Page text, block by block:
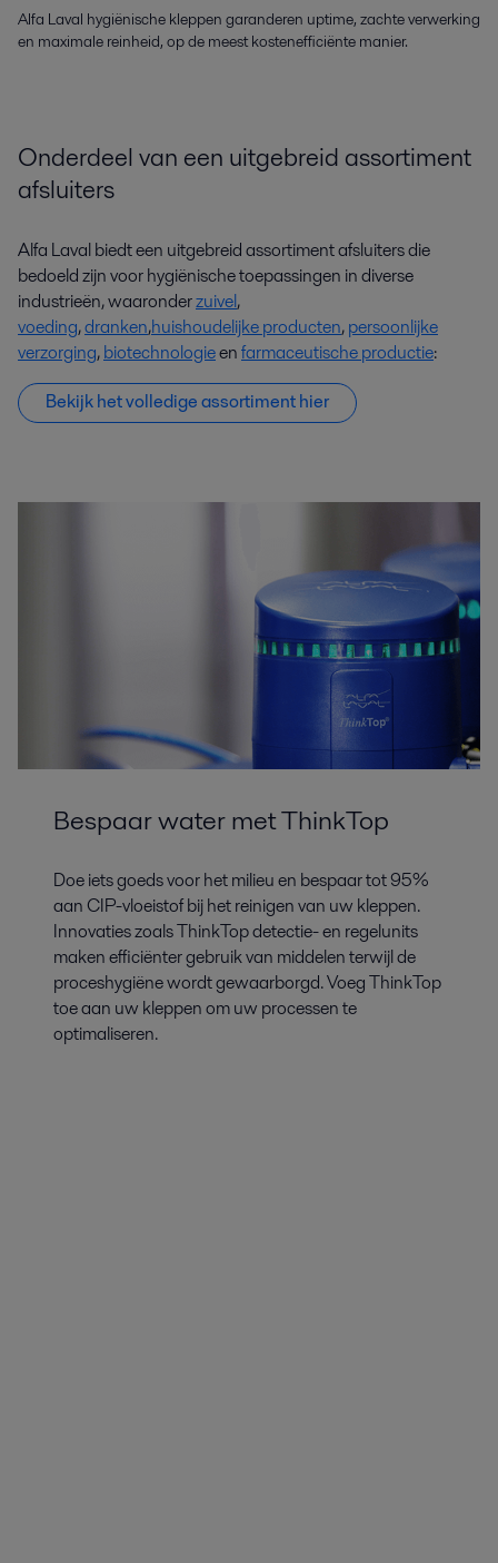
Alfa Laval hygiënische kleppen garanderen uptime, zachte verwerking
en maximale reinheid, op de meest kostenefficiënte manier.
Onderdeel van een uitgebreid assortiment
afsluiters
Alfa Laval biedt een uitgebreid assortiment afsluiters die
bedoeld zijn voor hygiënische toepassingen in diverse
industrieën, waaronderzuivel,
voeding,dranken,huishoudelijke producten,persoonlijke
verzorging,biotechnologieenfarmaceutische productie:
Bekijk het volledige assortiment hier
Bespaar water met ThinkTop
Doe iets goeds voor het milieu en bespaar tot 95%
aan CIP-vloeistof bij het reinigen van uw kleppen.
Innovaties zoals ThinkTop detectie- en regelunits
maken efficiënter gebruik van middelen terwijl de
proceshygiëne wordt gewaarborgd. Voeg ThinkTop
toe aan uw kleppen om uw processen te
optimaliseren.